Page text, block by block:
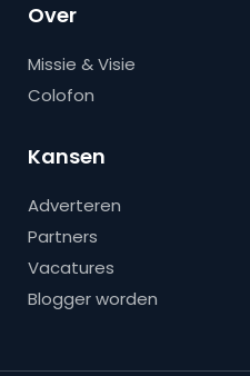
Over
Missie & Visie
Colofon
Kansen
Adverteren
Partners
Vacatures
Blogger worden